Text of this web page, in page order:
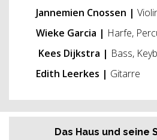
Jannemien Cnossen |
Wieke Garcia | Harfe,
Kees Dijkstra | Bass,
Edith Leerkes | Gitarre
Das Haus und seine